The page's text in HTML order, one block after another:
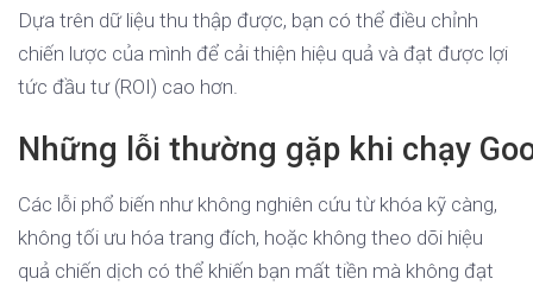
Dựa trên dữ liệu thu thập được, bạn có thể điều chỉnh
chiến lược của mình để cải thiện hiệu quả và đạt được lợi
tức đầu tư (ROI) cao hơn.
Những lỗi thường gặp khi chạy
Các lỗi phổ biến như không nghiên cứu từ khóa kỹ càng,
không tối ưu hóa trang đích, hoặc không theo dõi hiệu
quả chiến dịch có thể khiến bạn mất tiền mà không đạt